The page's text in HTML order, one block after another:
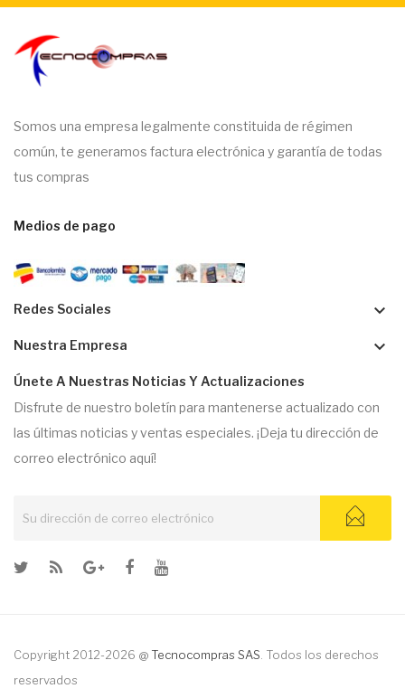
Somos una empresa legalmente constituida de régimen
común, te generamos factura electrónica y garantía de todas
tus compras
Medios de pago
Redes Sociales keyboard_arrow_down
Nuestra Empresa keyboard_arrow_down
Únete A Nuestras Noticias Y Actualizaciones
Disfrute de nuestro boletín para mantenerse actualizado con
las últimas noticias y ventas especiales. ¡Deja tu dirección de
correo electrónico aquí!
Copyright 2012-2026 @ Tecnocompras SAS . Todos los derechos
reservados